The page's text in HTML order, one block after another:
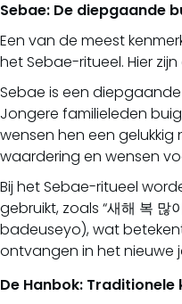
Sebae: De diepgaande
Een van de meest
het Sebae-ritueel. Hier
Sebae is een
Jongere familieleden
wensen hen een gelukkig
waardering en wensen
Bij het Sebae-ritueel
gebruikt, zoals “새해 복 많
badeuseyo), wat
ontvangen in het nieuwe
De Hanbok: